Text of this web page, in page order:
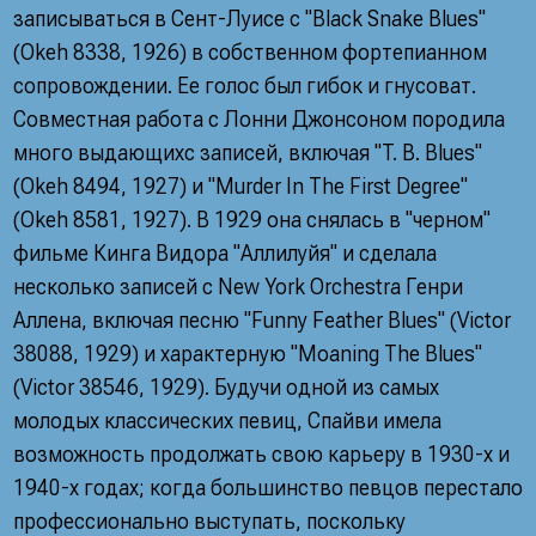
записываться в Сент-Луисе с "Black Snake Blues"
(Okeh 8338, 1926) в собственном фортепианном
сопровождении. Ее голос был гибок и гнусоват.
Совместная работа с Лонни Джонсоном породила
много выдающихс записей, включая "T. B. Blues"
(Okeh 8494, 1927) и "Murder In The First Degree"
(Okeh 8581, 1927). В 1929 она снялась в "черном"
фильме Кинга Видора "Аллилуйя" и сделала
несколько записей с New York Orchestra Генри
Аллена, включая песню "Funny Feather Blues" (Victor
38088, 1929) и характерную "Moaning The Blues"
(Victor 38546, 1929). Будучи одной из самых
молодых классических певиц, Спайви имела
возможность продолжать свою карьеру в 1930-х и
1940-х годах; когда большинство певцов перестало
профессионально выступать, поскольку